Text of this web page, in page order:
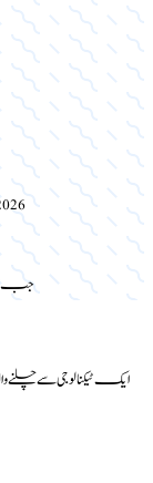
جب
ایک ٹیکنالوجی سے چلنے